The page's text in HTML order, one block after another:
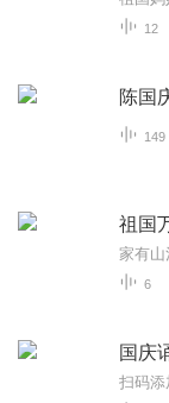
12
陈国
149
祖国
6
国庆